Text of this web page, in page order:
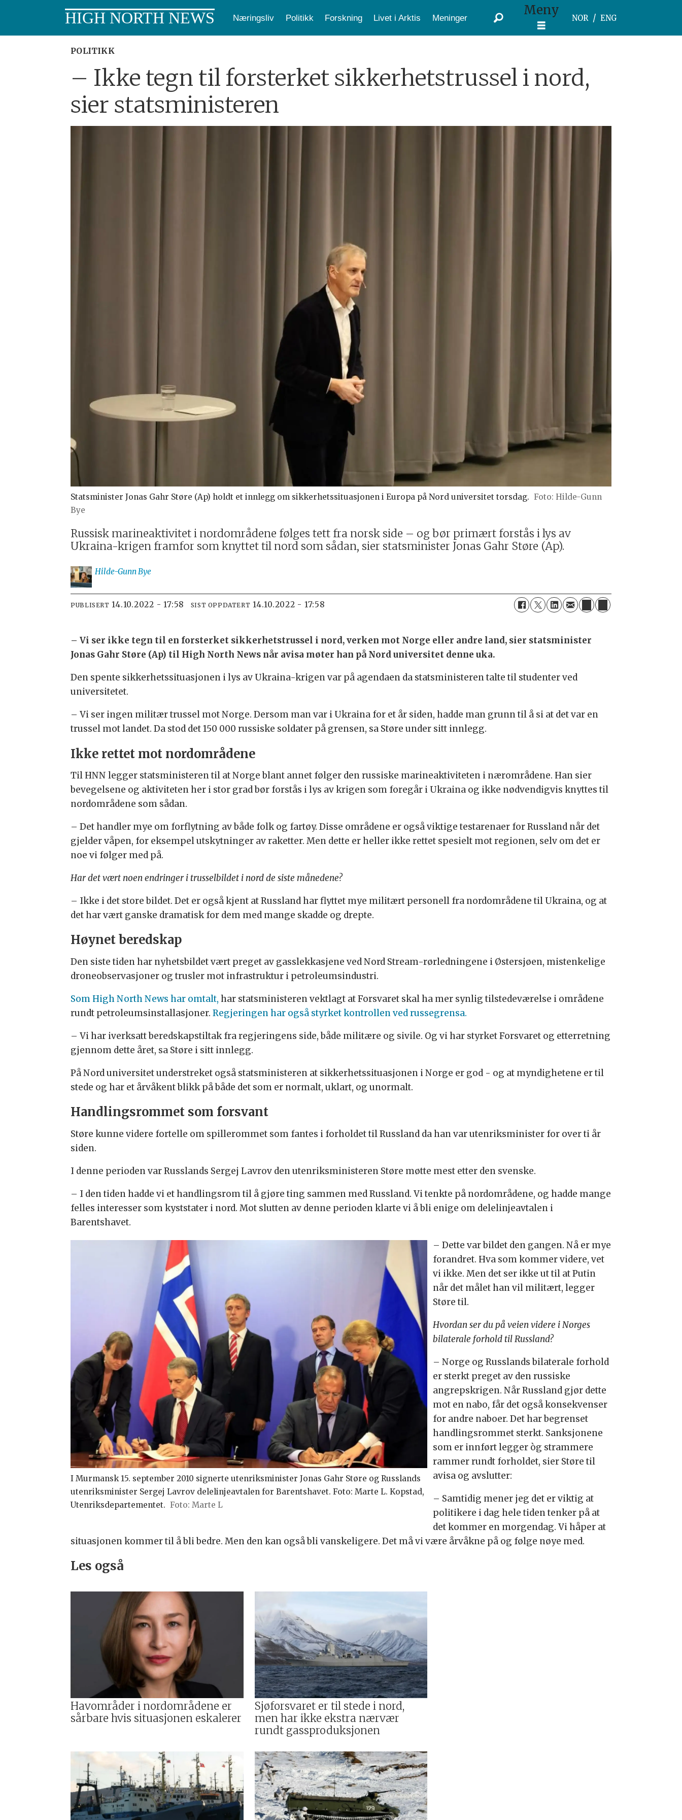
HIGH NORTH NEWS Næringsliv Politikk Forskning Livet i Arktis Meninger Meny
NOR ENG
POLITIKK
– Ikke tegn til forsterket sikkerhetstrussel i nord,
sier statsministeren
Statsminister Jonas Gahr Støre (Ap) holdt et innlegg om sikkerhetssituasjonen i Europa på Nord universitet torsdag.
Hilde-Gunn
Bye
Russisk marineaktivitet i nordområdene følges tett fra norsk side – og bør primært forstås i lys av
Ukraina-krigen framfor som knyttet til nord som sådan, sier statsminister Jonas Gahr Støre (Ap).
Hilde-Gunn Bye
PUBLISERT 14.10.2022 - 17:58 SIST OPPDATERT 14.10.2022 - 17:58
– Vi ser ikke tegn til en forsterket sikkerhetstrussel i nord, verken mot Norge eller andre land, sier statsminister
Jonas Gahr Støre (Ap) til High North News når avisa møter han på Nord universitet denne uka.
Den spente sikkerhetssituasjonen i lys av Ukraina-krigen var på agendaen da statsministeren talte til studenter ved
universitetet.
– Vi ser ingen militær trussel mot Norge. Dersom man var i Ukraina for et år siden, hadde man grunn til å si at det var en
trussel mot landet. Da stod det 150 000 russiske soldater på grensen, sa Støre under sitt innlegg.
Ikke rettet mot nordområdene
Til HNN legger statsministeren til at Norge blant annet følger den russiske marineaktiviteten i nærområdene. Han sier
bevegelsene og aktiviteten her i stor grad bør forstås i lys av krigen som foregår i Ukraina og ikke nødvendigvis knyttes til
nordområdene som sådan.
– Det handler mye om forflytning av både folk og fartøy. Disse områdene er også viktige testarenaer for Russland når det
gjelder våpen, for eksempel utskytninger av raketter. Men dette er heller ikke rettet spesielt mot regionen, selv om det er
noe vi følger med på.
Har det vært noen endringer i trusselbildet i nord de siste månedene?
– Ikke i det store bildet. Det er også kjent at Russland har flyttet mye militært personell fra nordområdene til Ukraina, og at
det har vært ganske dramatisk for dem med mange skadde og drepte.
Høynet beredskap
Den siste tiden har nyhetsbildet vært preget av gasslekkasjene ved Nord Stream-rørledningene i Østersjøen, mistenkelige
droneobservasjoner og trusler mot infrastruktur i petroleumsindustri.
Som High North News har omtalt, har statsministeren vektlagt at Forsvaret skal ha mer synlig tilstedeværelse i områdene
rundt petroleumsinstallasjoner.Regjeringen har også styrket kontrollen ved russegrensa.
– Vi har iverksatt beredskapstiltak fra regjeringens side, både militære og sivile. Og vi har styrket Forsvaret og etterretning
gjennom dette året, sa Støre i sitt innlegg.
På Nord universitet understreket også statsministeren at sikkerhetssituasjonen i Norge er god - og at myndighetene er til
stede og har et årvåkent blikk på både det som er normalt, uklart, og unormalt.
Handlingsrommet som forsvant
Støre kunne videre fortelle om spillerommet som fantes i forholdet til Russland da han var utenriksminister for over ti år
siden.
I denne perioden var Russlands Sergej Lavrov den utenriksministeren Støre møtte mest etter den svenske.
– I den tiden hadde vi et handlingsrom til å gjøre ting sammen med Russland. Vi tenkte på nordområdene, og hadde mange
felles interesser som kyststater i nord. Mot slutten av denne perioden klarte vi å bli enige om delelinjeavtalen i
Barentshavet.
I Murmansk 15. september 2010 signerte utenriksminister Jonas Gahr Støre og Russlands
utenriksminister Sergej Lavrov delelinjeavtalen for Barentshavet. Foto: Marte L. Kopstad,
Utenriksdepartementet.
Marte L
– Dette var bildet den gangen. Nå er mye
forandret. Hva som kommer videre, vet
vi ikke. Men det ser ikke ut til at Putin
når det målet han vil militært, legger
Støre til.
Hvordan ser du på veien videre i Norges
bilaterale forhold til Russland?
– Norge og Russlands bilaterale forhold
er sterkt preget av den russiske
angrepskrigen. Når Russland gjør dette
mot en nabo, får det også konsekvenser
for andre naboer. Det har begrenset
handlingsrommet sterkt. Sanksjonene
som er innført legger òg strammere
rammer rundt forholdet, sier Støre til
avisa og avslutter:
– Samtidig mener jeg det er viktig at
politikere i dag hele tiden tenker på at
det kommer en morgendag. Vi håper at
situasjonen kommer til å bli bedre. Men den kan også bli vanskeligere. Det må vi være årvåkne på og følge nøye med.
Les også
Havområder i nordområdene er
sårbare hvis situasjonen eskalerer
Sjøforsvaret er til stede i nord,
men har ikke ekstra nærvær
rundt gassproduksjonen